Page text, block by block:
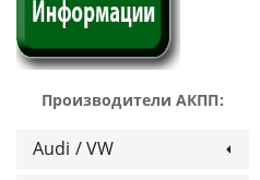
Производители АКПП:
Audi / VW